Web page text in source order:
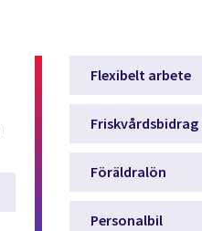
Flexibelt arbete
Friskvårdsbidrag
Föräldralön
Personalbil